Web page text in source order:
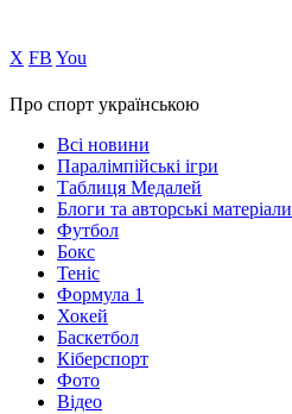
Х FB You
Про спорт українською
Всі новини
Паралімпійські ігри
Таблиця Медалей
Блоги та авторські матеріали
Футбол
Бокс
Теніс
Формула 1
Хокей
Баскетбол
Кіберспорт
Фото
Відео